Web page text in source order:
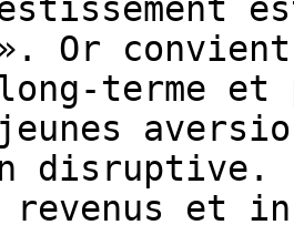
Or
terme
disruptive.
revenus et